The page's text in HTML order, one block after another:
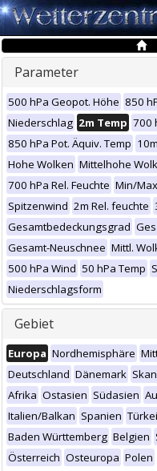
Parameter
500 hPa Geopot. Höhe 850
Niederschlag 2m Temp 700
850 hPa Pot. Äquiv. Temp
Hohe Wolken Mittelhohe
700 hPa Rel. Feuchte Min/
Spitzenwind 2m Rel. feuchte
Gesamtbedeckungsgrad
Gesamt-Neuschnee Mittl.
500 hPa Wind 50 hPa Temp
Niederschlagsform
Gebiet
Europa Nordhemisphäre
Deutschland Dänemark
Afrika Ostasien Südasien
Italien/Balkan Spanien
Baden Württemberg Belgien
Österreich Osteuropa Polen